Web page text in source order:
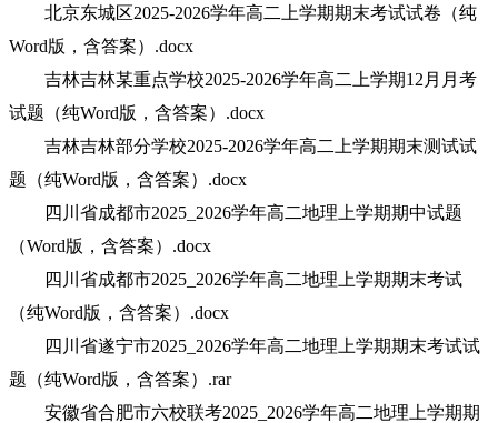
北京东城区2025-2026学年高二上学期期末考试试卷（纯
Word版，含答案）.docx
吉林吉林某重点学校2025-2026学年高二上学期12月月考
试题（纯Word版，含答案）.docx
吉林吉林部分学校2025-2026学年高二上学期期末测试试
题（纯Word版，含答案）.docx
四川省成都市2025_2026学年高二地理上学期期中试题
（Word版，含答案）.docx
四川省成都市2025_2026学年高二地理上学期期末考试
（纯Word版，含答案）.docx
四川省遂宁市2025_2026学年高二地理上学期期末考试试
题（纯Word版，含答案）.rar
安徽省合肥市六校联考2025_2026学年高二地理上学期期